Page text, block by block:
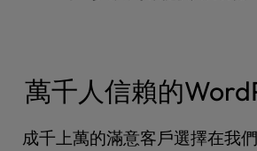
萬千人信賴的
成千上萬的滿意客戶選擇在我